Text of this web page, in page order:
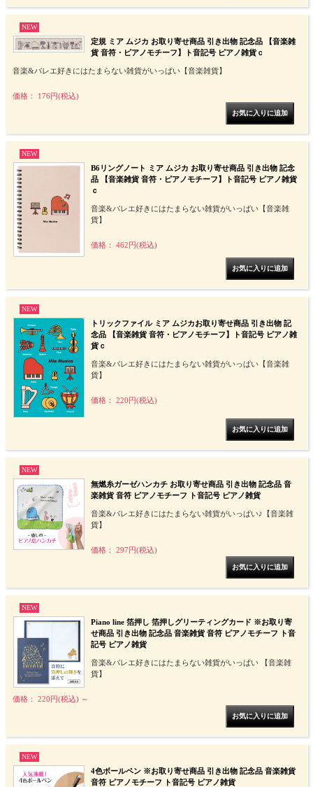
NEW
定規 ミア ムジカ お取り寄せ商品 引き出物 記念品 【音楽雑
貨 音符・ピアノモチーフ】ト音記号 ピアノ雑貨ｃ
音楽&バレエ好きにはたまらない雑貨がいっぱい【音楽雑貨】
価格： 176円(税込)
NEW
B6リングノート ミア ムジカ お取り寄せ商品 引き出物 記念
品 【音楽雑貨 音符・ピアノモチーフ】ト音記号 ピアノ雑貨
ｃ
音楽&バレエ好きにはたまらない雑貨がいっぱい【音楽雑
貨】
価格： 462円(税込)
NEW
トリックファイル ミア ムジカお取り寄せ商品 引き出物 記
念品 【音楽雑貨 音符・ピアノモチーフ】ト音記号 ピアノ雑
貨ｃ
音楽&バレエ好きにはたまらない雑貨がいっぱい【音楽雑
貨】
価格： 220円(税込)
NEW
無燃糸ガーゼハンカチ お取り寄せ商品 引き出物 記念品 音
楽雑貨 音符 ピアノモチーフ ト音記号 ピアノ雑貨
音楽&バレエ好きにはたまらない雑貨がいっぱい♪【音楽雑
貨】
価格： 297円(税込)
NEW
Piano line 箔押し 箔押しグリーティングカード ※お取り寄
せ商品 引き出物 記念品 音楽雑貨 音符 ピアノモチーフ ト音
記号 ピアノ雑貨
音楽&バレエ好きにはたまらない雑貨がいっぱい 【音楽雑
貨】
価格： 220円(税込) ～
NEW
4色ボールペン ※お取り寄せ商品 引き出物 記念品 音楽雑貨
音符 ピアノモチーフ ト音記号 ピアノ雑貨